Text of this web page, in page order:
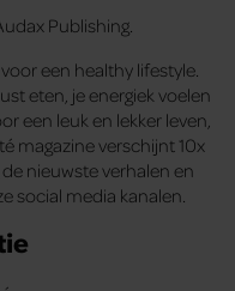
Publishing.
een healthy lifestyle.
eten, je energiek voelen
een leuk en lekker leven,
magazine verschijnt 10x
nieuwste verhalen en
social media kanalen.